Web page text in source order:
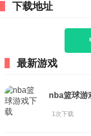
下载地址
最新游戏
1次下载